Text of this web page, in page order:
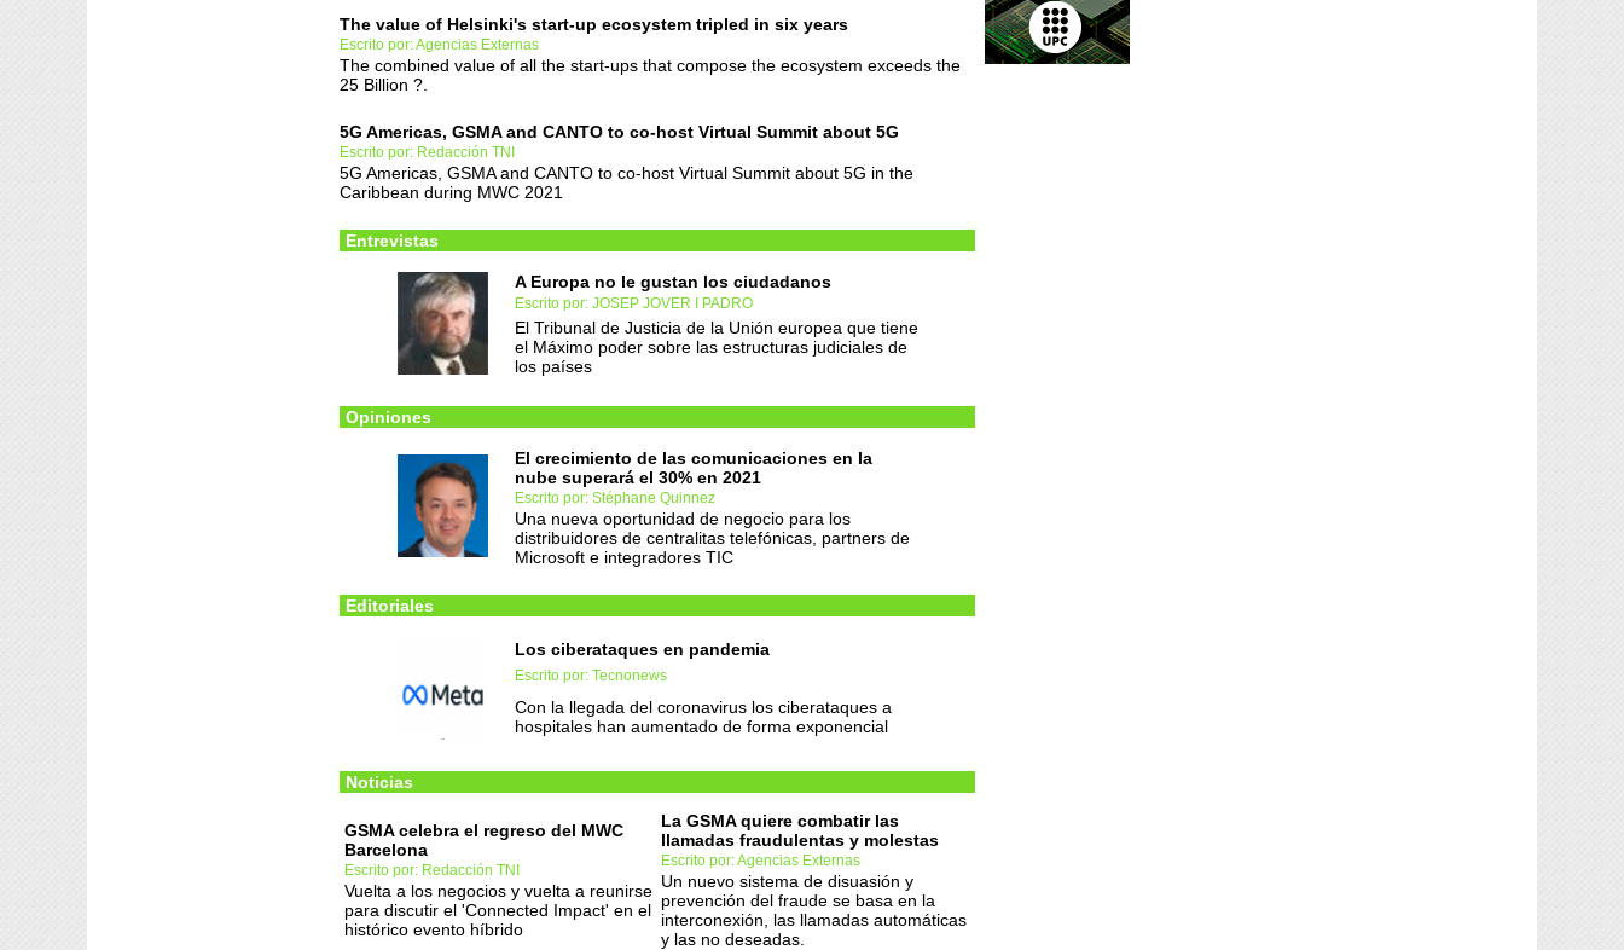
The value of Helsinki's start-up ecosystem tripled in six years
Escrito por: Agencias Externas
The combined value of all the start-ups that compose the ecosystem exceeds the
25 Billion ?.
5G Americas, GSMA and CANTO to co-host Virtual Summit about 5G
Escrito por: Redacción TNI
5G Americas, GSMA and CANTO to co-host Virtual Summit about 5G in the
Caribbean during MWC 2021
Entrevistas
A Europa no le gustan los ciudadanos
Escrito por: JOSEP JOVER I PADRO
El Tribunal de Justicia de la Unión europea que tiene
el Máximo poder sobre las estructuras judiciales de
los países
Opiniones
El crecimiento de las comunicaciones en la
nube superará el 30% en 2021
Escrito por: Stéphane Quinnez
Una nueva oportunidad de negocio para los
distribuidores de centralitas telefónicas, partners de
Microsoft e integradores TIC
Editoriales
Los ciberataques en pandemia
Escrito por: Tecnonews
Con la llegada del coronavirus los ciberataques a
hospitales han aumentado de forma exponencial
Noticias
GSMA celebra el regreso del MWC
Barcelona
Escrito por: Redacción TNI
Vuelta a los negocios y vuelta a reunirse
para discutir el 'Connected Impact' en el
histórico evento híbrido
La GSMA quiere combatir las
llamadas fraudulentas y molestas
Escrito por: Agencias Externas
Un nuevo sistema de disuasión y
prevención del fraude se basa en la
interconexión, las llamadas automáticas
y las no deseadas.